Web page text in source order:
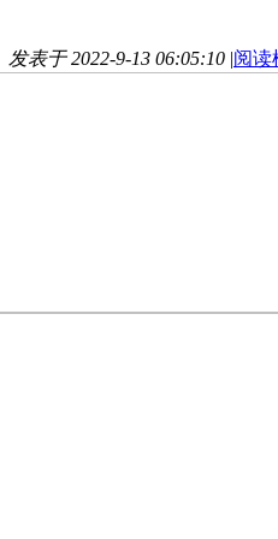
发表于 2022-9-13 06:05:10 |阅读